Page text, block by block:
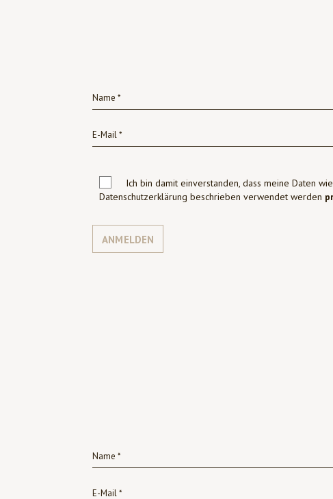
Ich bin damit einverstanden, dass meine Daten
Datenschutzerklärung beschrieben verwendet werden
ANMELDEN